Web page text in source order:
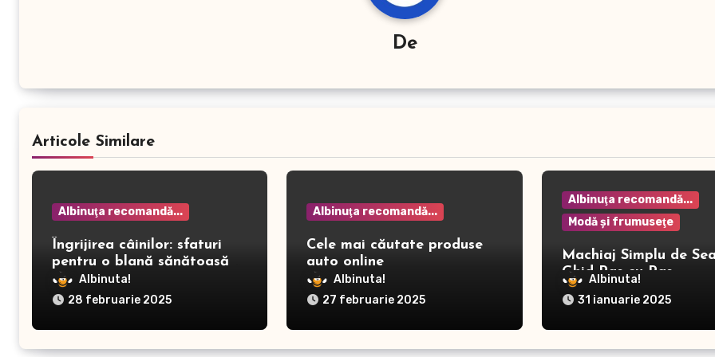
De
Articole Similare
Albinuţa recomandă...
Îngrijirea câinilor: sfaturi
pentru o blană sănătoasă și
prevenirea dermatitei
Albinuta!
28 februarie 2025
Albinuţa recomandă...
Cele mai căutate produse
auto online
Albinuta!
27 februarie 2025
Albinuţa recomandă...
Modă şi frumuseţe
Machiaj Simplu de
Ghid Pas cu Pas
Albinuta!
31 ianuarie 2025